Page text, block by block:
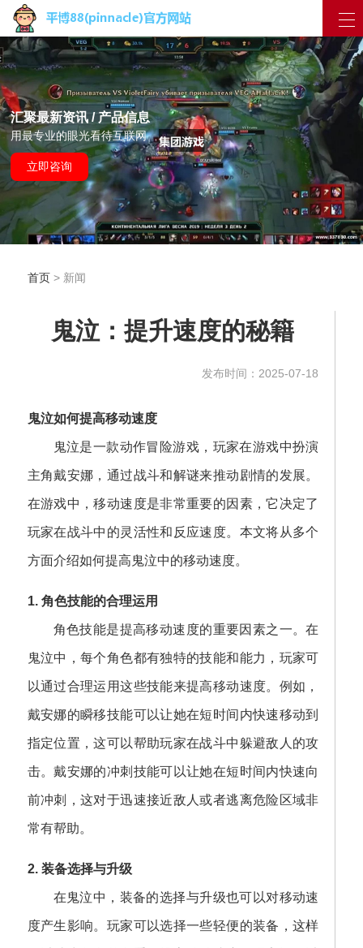
汇聚最新资讯 / 产品信息
用最专业的眼光看待互联网
立即咨询
首页> 新闻
鬼泣：提升速度的秘籍
发布时间：2025-07-18
鬼泣如何提高移动速度
鬼泣是一款动作冒险游戏，玩家在游戏中扮演
主角戴安娜，通过战斗和解谜来推动剧情的发展。
在游戏中，移动速度是非常重要的因素，它决定了
玩家在战斗中的灵活性和反应速度。本文将从多个
方面介绍如何提高鬼泣中的移动速度。
1. 角色技能的合理运用
角色技能是提高移动速度的重要因素之一。在
鬼泣中，每个角色都有独特的技能和能力，玩家可
以通过合理运用这些技能来提高移动速度。例如，
戴安娜的瞬移技能可以让她在短时间内快速移动到
指定位置，这可以帮助玩家在战斗中躲避敌人的攻
击。戴安娜的冲刺技能可以让她在短时间内快速向
前冲刺，这对于迅速接近敌人或者逃离危险区域非
常有帮助。
2. 装备选择与升级
在鬼泣中，装备的选择与升级也可以对移动速
度产生影响。玩家可以选择一些轻便的装备，这样